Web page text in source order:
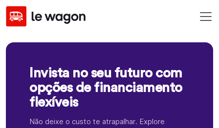
Invista no seu futuro com
opções de financiamento
flexíveis
Não deixe o custo te atrapalhar. Explore